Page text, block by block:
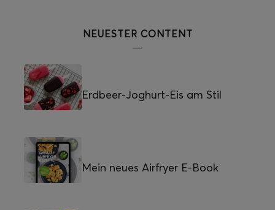
NEUESTER CONTENT
Erdbeer-Joghurt-Eis am Stil
Mein neues Airfryer E-Book